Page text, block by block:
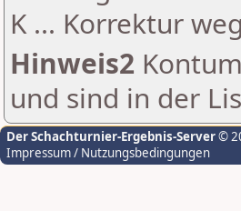
K ... Korrektur
Hinweis2
und sind in der
Der Schachturnier-Ergebnis-Server©
Impressum / Nutzungsbedingungen